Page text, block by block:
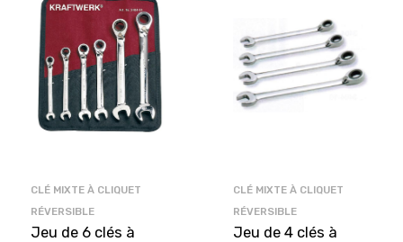
CLÉ MIXTE À CLIQUET
RÉVERSIBLE
Jeu de 6 clés à
CLÉ MIXTE À CLIQUET
RÉVERSIBLE
Jeu de 4 clés à